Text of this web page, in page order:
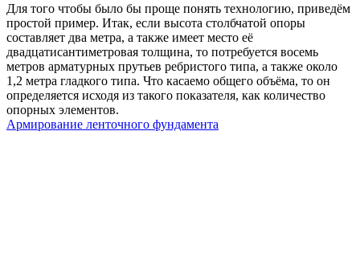
Для того чтобы было бы проще понять технологию, приведём
простой пример. Итак, если высота столбчатой опоры
составляет два метра, а также имеет место её
двадцатисантиметровая толщина, то потребуется восемь
метров арматурных прутьев ребристого типа, а также около
1,2 метра гладкого типа. Что касаемо общего объёма, то он
определяется исходя из такого показателя, как количество
опорных элементов.
Армирование ленточного фундамента